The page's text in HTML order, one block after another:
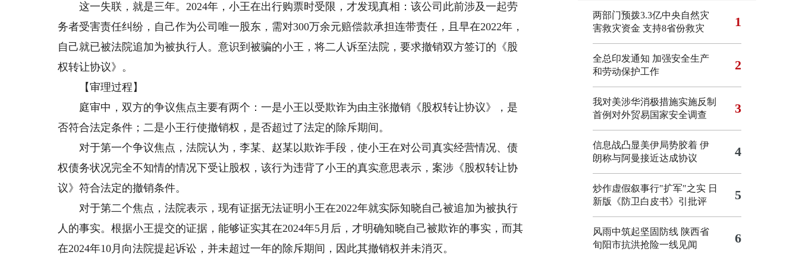
这一失联，就是三年。2024年，小王在出行购票时受限，才发现真相：该公司此前涉及一起劳
务者受害责任纠纷，自己作为公司唯一股东，需对300万余元赔偿款承担连带责任，且早在2022年，
自己就已被法院追加为被执行人。意识到被骗的小王，将二人诉至法院，要求撤销双方签订的《股
权转让协议》。
【审理过程】
庭审中，双方的争议焦点主要有两个：一是小王以受欺诈为由主张撤销《股权转让协议》，是
否符合法定条件；二是小王行使撤销权，是否超过了法定的除斥期间。
对于第一个争议焦点，法院认为，李某、赵某以欺诈手段，使小王在对公司真实经营情况、债
权债务状况完全不知情的情况下受让股权，该行为违背了小王的真实意思表示，案涉《股权转让协
议》符合法定的撤销条件。
对于第二个焦点，法院表示，现有证据无法证明小王在2022年就实际知晓自己被追加为被执行
人的事实。根据小王提交的证据，能够证实其在2024年5月后，才明确知晓自己被欺诈的事实，而其
在2024年10月向法院提起诉讼，并未超过一年的除斥期间，因此其撤销权并未消灭。
两部门预拨3.3亿中央自然灾
害救灾资金 支持8省份救灾
1
全总印发通知 加强安全生产
和劳动保护工作
2
我对美涉华消极措施实施反制
首例对外贸易国家安全调查
3
信息战凸显美伊局势胶着 伊
朗称与阿曼接近达成协议
4
炒作虚假叙事行"扩军"之实 日
新版《防卫白皮书》引批评
5
风雨中筑起坚固防线 陕西省
旬阳市抗洪抢险一线见闻
6